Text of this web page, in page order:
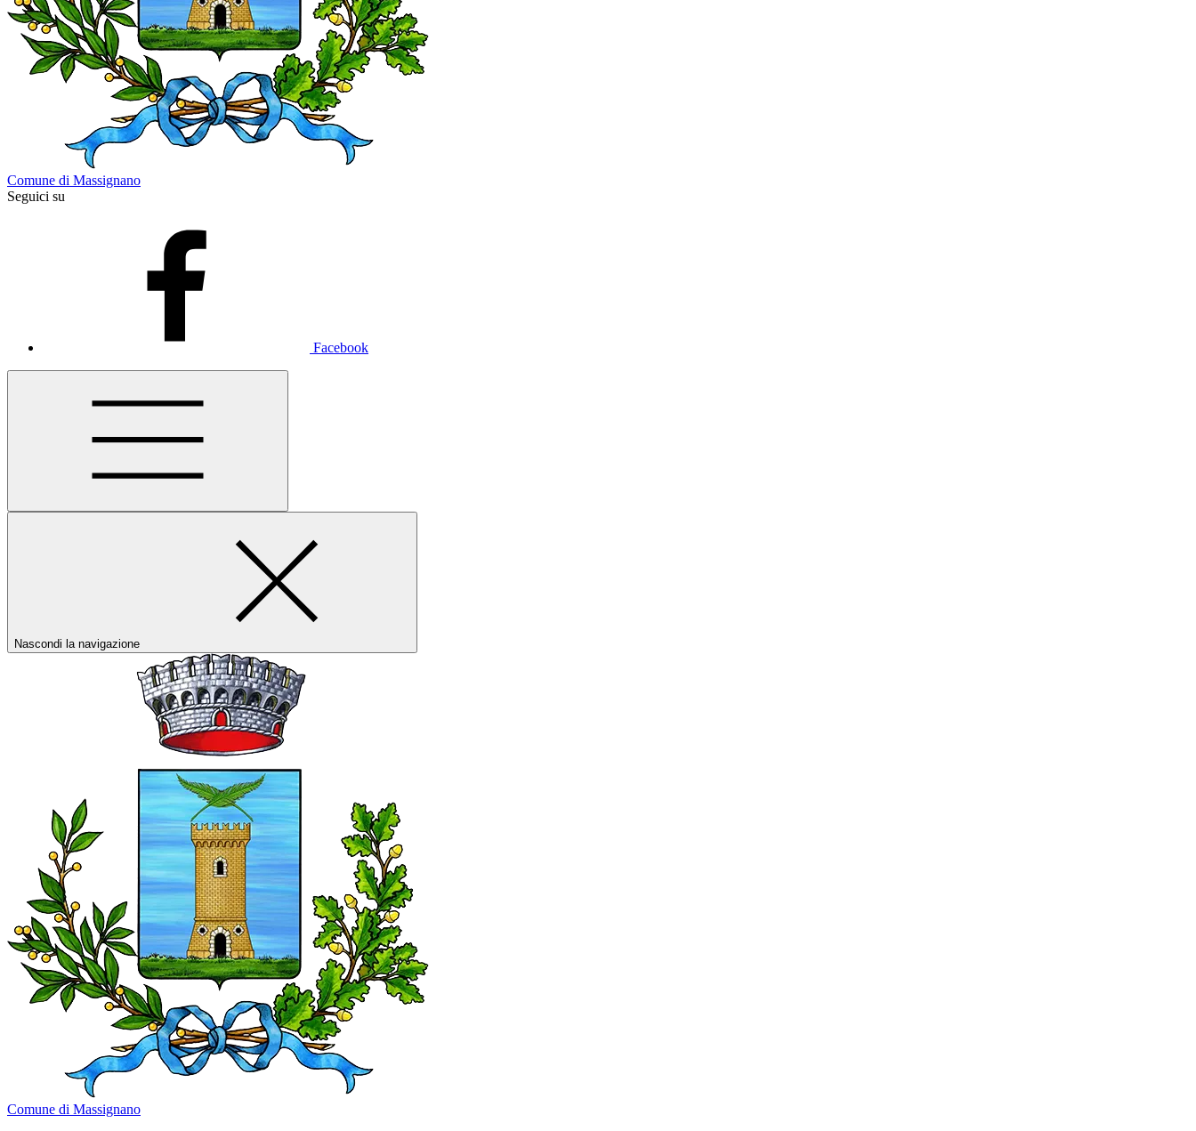
Comune di Massignano
Seguici su
Facebook
Nascondi la navigazione
Comune di Massignano